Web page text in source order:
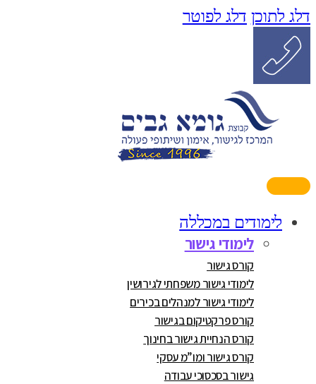
דלג לתוכן דלג לפוטר
לימודים במכללה
לימודי גישור
קורס גישור
לימודי גישור משפחתי לגירושין
לימודי גישור למנהלים בכירים
קורס פרקטיקום בגישור
קורס הנחיית גישור בחינוך
קורס גישור ומו”מ עסקי
גישור בסכסוכי עבודה